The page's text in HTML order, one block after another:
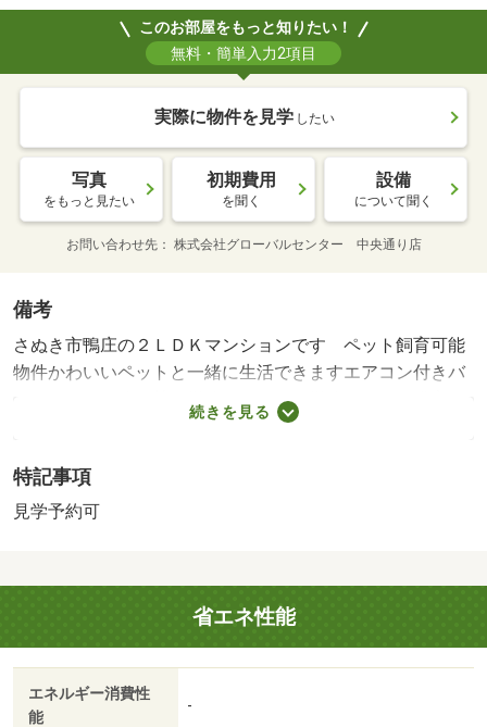
このお部屋をもっと知りたい！
無料・簡単入力2項目
実際に物件を見学 したい
写真
をもっと見たい
初期費用
を聞く
設備
について聞く
お問い合わせ先 株式会社グローバルセンター 中央通り店
備考
さぬき市鴨庄の２ＬＤＫマンションです ペット飼育可能
物件かわいいペットと一緒に生活できますエアコン付きバ
ストイレ別で追い焚き機能・お湯張り機能が付いた浴室で
すトイレには快適な温水洗浄便座が付き日当たり良好で明
【駐車場備考】込み/賃貸戸数:40戸
続きを見る
特記事項
見学予約可
省エネ性能
エネルギー消費性
能
-